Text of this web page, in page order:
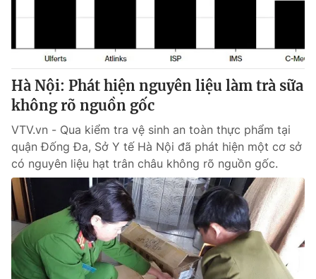
Hà Nội: Phát hiện nguyên liệu làm trà sữa
không rõ nguồn gốc
VTV.vn - Qua kiểm tra vệ sinh an toàn thực phẩm tại
quận Đống Đa, Sở Y tế Hà Nội đã phát hiện một cơ sở
có nguyên liệu hạt trân châu không rõ nguồn gốc.